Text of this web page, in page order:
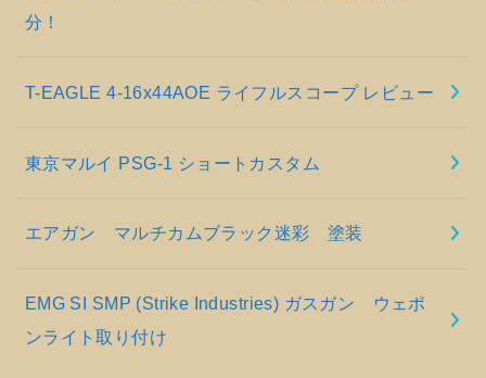
分！
T-EAGLE 4-16x44AOE ライフルスコープ レビュー
東京マルイ PSG-1 ショートカスタム
エアガン マルチカムブラック迷彩 塗装
EMG SI SMP (Strike Industries) ガスガン ウェポ
ンライト取り付け